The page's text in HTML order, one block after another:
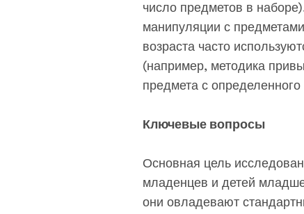
число предметов в
манипуляции с
возраста часто
(например, методика
предмета с определенного
Ключевые вопросы
Основная цель
младенцев и детей
они овладевают